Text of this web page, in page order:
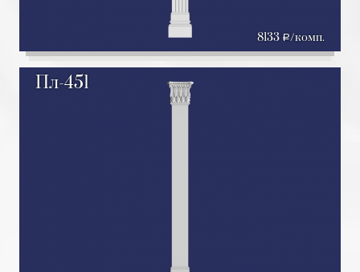
8133 a/комп.
Пл-451